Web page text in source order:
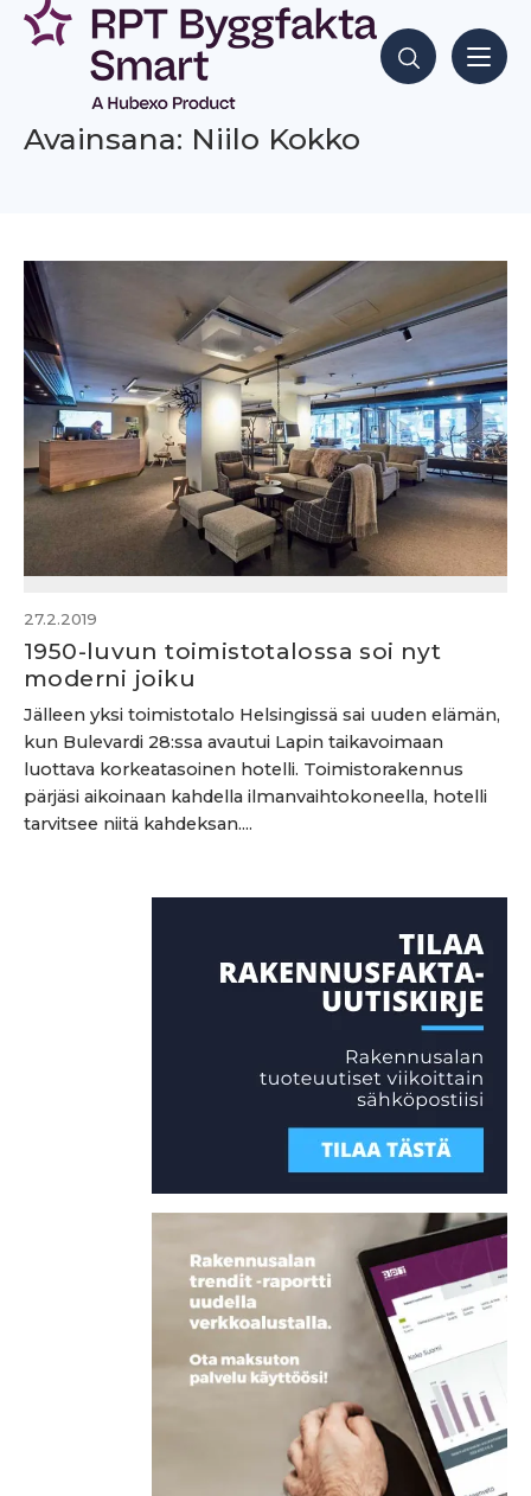
Siirry
sisältöön
Hae sisältöjä
Avainsana: Niilo Kokko
27.2.2019
1950-luvun toimistotalossa soi nyt
moderni joiku
Jälleen yksi toimistotalo Helsingissä sai uuden elämän,
kun Bulevardi 28:ssa avautui Lapin taikavoimaan
luottava korkeatasoinen hotelli. Toimistorakennus
pärjäsi aikoinaan kahdella ilmanvaihtokoneella, hotelli
tarvitsee niitä kahdeksan....